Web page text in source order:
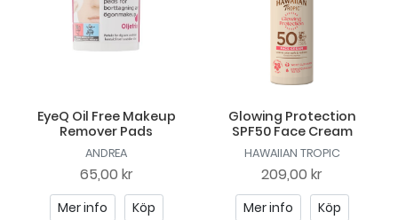
EyeQ Oil Free Makeup
Remover Pads
ANDREA
65,00 kr
Mer info Köp
Glowing Protection
SPF50 Face Cream
HAWAIIAN TROPIC
209,00 kr
Mer info Köp